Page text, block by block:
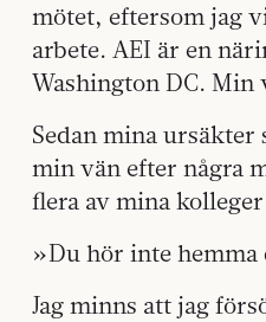
mötet, eftersom jag
arbete. AEI är en
Washington DC.
Sedan mina
min vän efter några
flera av mina
»Du hör inte hemma
Jag minns att jag